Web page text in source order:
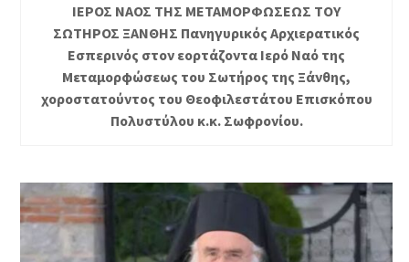
ΙΕΡΟΣ ΝΑΟΣ ΤΗΣ ΜΕΤΑΜΟΡΦΩΣΕΩΣ ΤΟΥ
ΣΩΤΗΡΟΣ ΞΑΝΘΗΣ Πανηγυρικός Αρχιερατικός
Εσπερινός στον εορτάζοντα Ιερό Ναό της
Μεταμορφώσεως του Σωτήρος της Ξάνθης,
χοροστατούντος του Θεοφιλεστάτου Επισκόπου
Πολυστύλου κ.κ. Σωφρονίου.